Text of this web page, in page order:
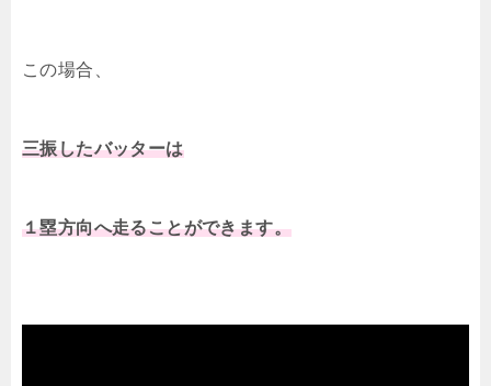
この場合、
三振したバッターは
１塁方向へ走ることができます。